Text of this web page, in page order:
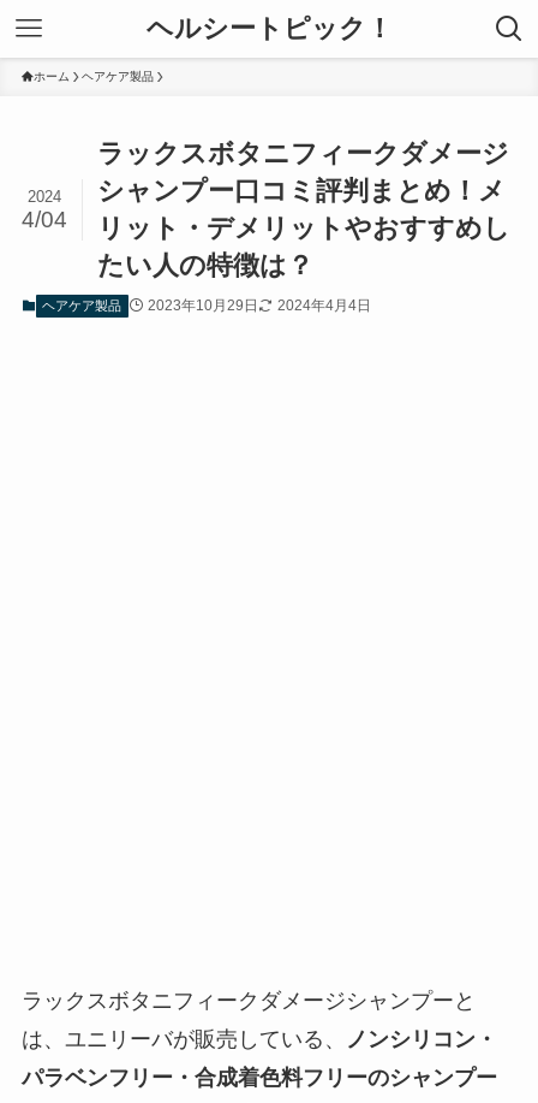
ヘルシートピック！
ホーム ヘアケア製品
ラックスボタニフィークダメージ
シャンプー口コミ評判まとめ！メ
リット・デメリットやおすすめし
たい人の特徴は？
2024
4/04
ヘアケア製品 2023年10月29日 2024年4月4日
ラックスボタニフィークダメージシャンプーと
は、ユニリーバが販売している、
ノンシリコン・
パラベンフリー・合成着色料フリーのシャンプー